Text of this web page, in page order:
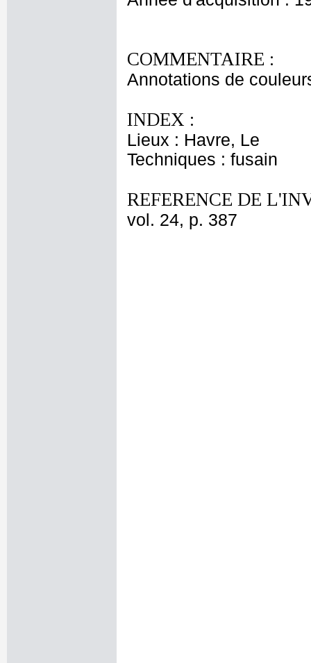
COMMENTAIRE :
Annotations de
INDEX :
Lieux : Havre, Le
Techniques : fusain
REFERENCE DE
vol. 24, p. 387